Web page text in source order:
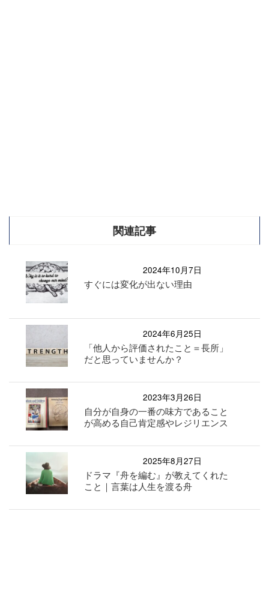
関連記事
2024年10月7日
すぐには変化が出ない理由
2024年6月25日
「他人から評価されたこと＝長所」
だと思っていませんか？
2023年3月26日
自分が自身の一番の味方であること
が高める自己肯定感やレジリエンス
2025年8月27日
ドラマ『舟を編む』が教えてくれた
こと｜言葉は人生を渡る舟